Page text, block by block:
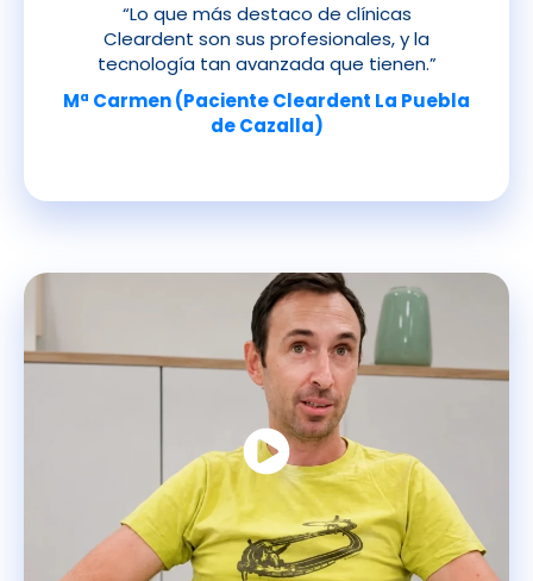
“Lo que más destaco de clínicas
Cleardent son sus profesionales, y la
tecnología tan avanzada que tienen.”
Mª Carmen (Paciente Cleardent La Puebla
de Cazalla)